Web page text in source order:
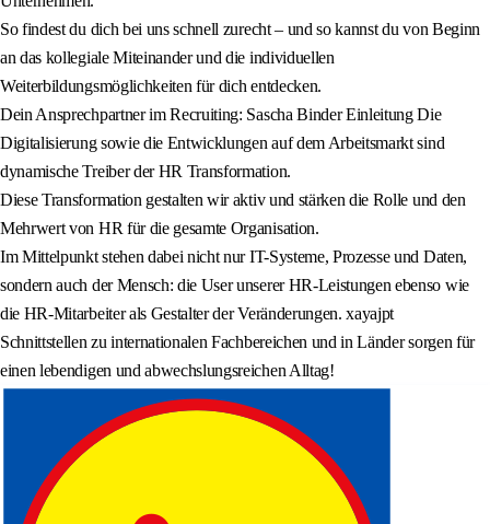
So findest du dich bei uns schnell zurecht – und so kannst du von Beginn
an das kollegiale Miteinander und die individuellen
Weiterbildungsmöglichkeiten für dich entdecken.
Dein Ansprechpartner im Recruiting: Sascha Binder Einleitung Die
Digitalisierung sowie die Entwicklungen auf dem Arbeitsmarkt sind
dynamische Treiber der HR Transformation.
Diese Transformation gestalten wir aktiv und stärken die Rolle und den
Mehrwert von HR für die gesamte Organisation.
Im Mittelpunkt stehen dabei nicht nur IT-Systeme, Prozesse und Daten,
sondern auch der Mensch: die User unserer HR-Leistungen ebenso wie
die HR-Mitarbeiter als Gestalter der Veränderungen. xayajpt
Schnittstellen zu internationalen Fachbereichen und in Länder sorgen für
einen lebendigen und abwechslungsreichen Alltag!